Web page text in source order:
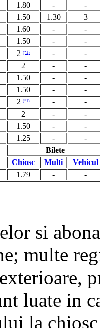
1.80 - -
1.50 1.30 3
1.60 - -
1.50 - -
2 (*1) - -
2 - -
1.50 - -
1.50 - -
2 (*1) - -
2 - -
1.50 - -
1.25 - -
Bilete
Chiosc
Multi
Vehicul
1.79 - -
si
multe
luate in
la